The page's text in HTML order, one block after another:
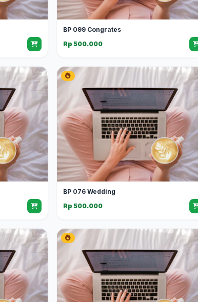
BP 099 Congrates
Rp 500.000
BP 076 Wedding
Rp 500.000